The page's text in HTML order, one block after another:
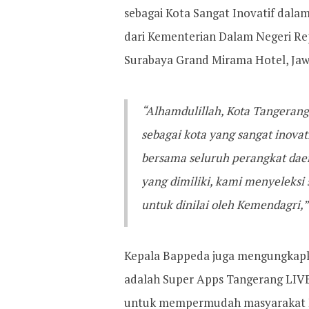
sebagai Kota Sangat Inovatif
dari Kementerian Dalam Negeri
Surabaya Grand Mirama Hotel,
“Alhamdulillah, Kota
sebagai kota yang sangat
bersama seluruh perangkat
yang dimiliki, kami menyeleksi
untuk dinilai oleh
Kepala Bappeda juga
adalah Super Apps Tangerang
untuk mempermudah masyarakat